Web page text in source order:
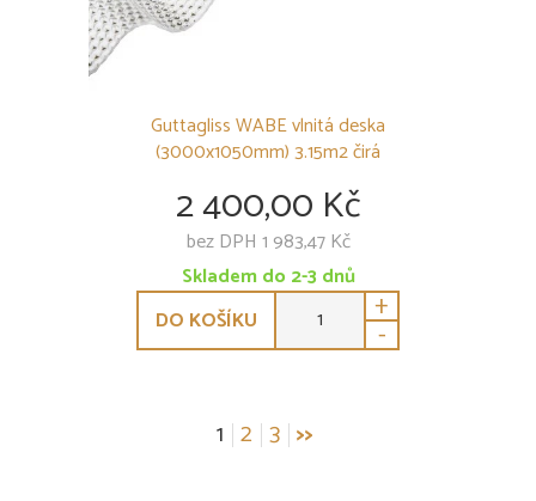
Guttagliss WABE vlnitá deska
(3000x1050mm) 3.15m2 čirá
2 400,00 Kč
bez DPH 1 983,47 Kč
Skladem do 2-3 dnů
DO KOŠÍKU
+
-
1 2 3 >>